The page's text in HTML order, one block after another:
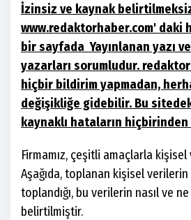
İzinsiz ve kaynak
www.redaktorhaber.com' daki
bir sayfada Yayınlanan yazı
yazarları sorumludur.
hiçbir bildirim yapmadan,
değişikliğe gidebilir. Bu
kaynaklı hataların
Firmamız, çeşitli amaçlarla
Aşağıda, toplanan kişisel
toplandığı, bu verilerin nasıl ve
belirtilmiştir.